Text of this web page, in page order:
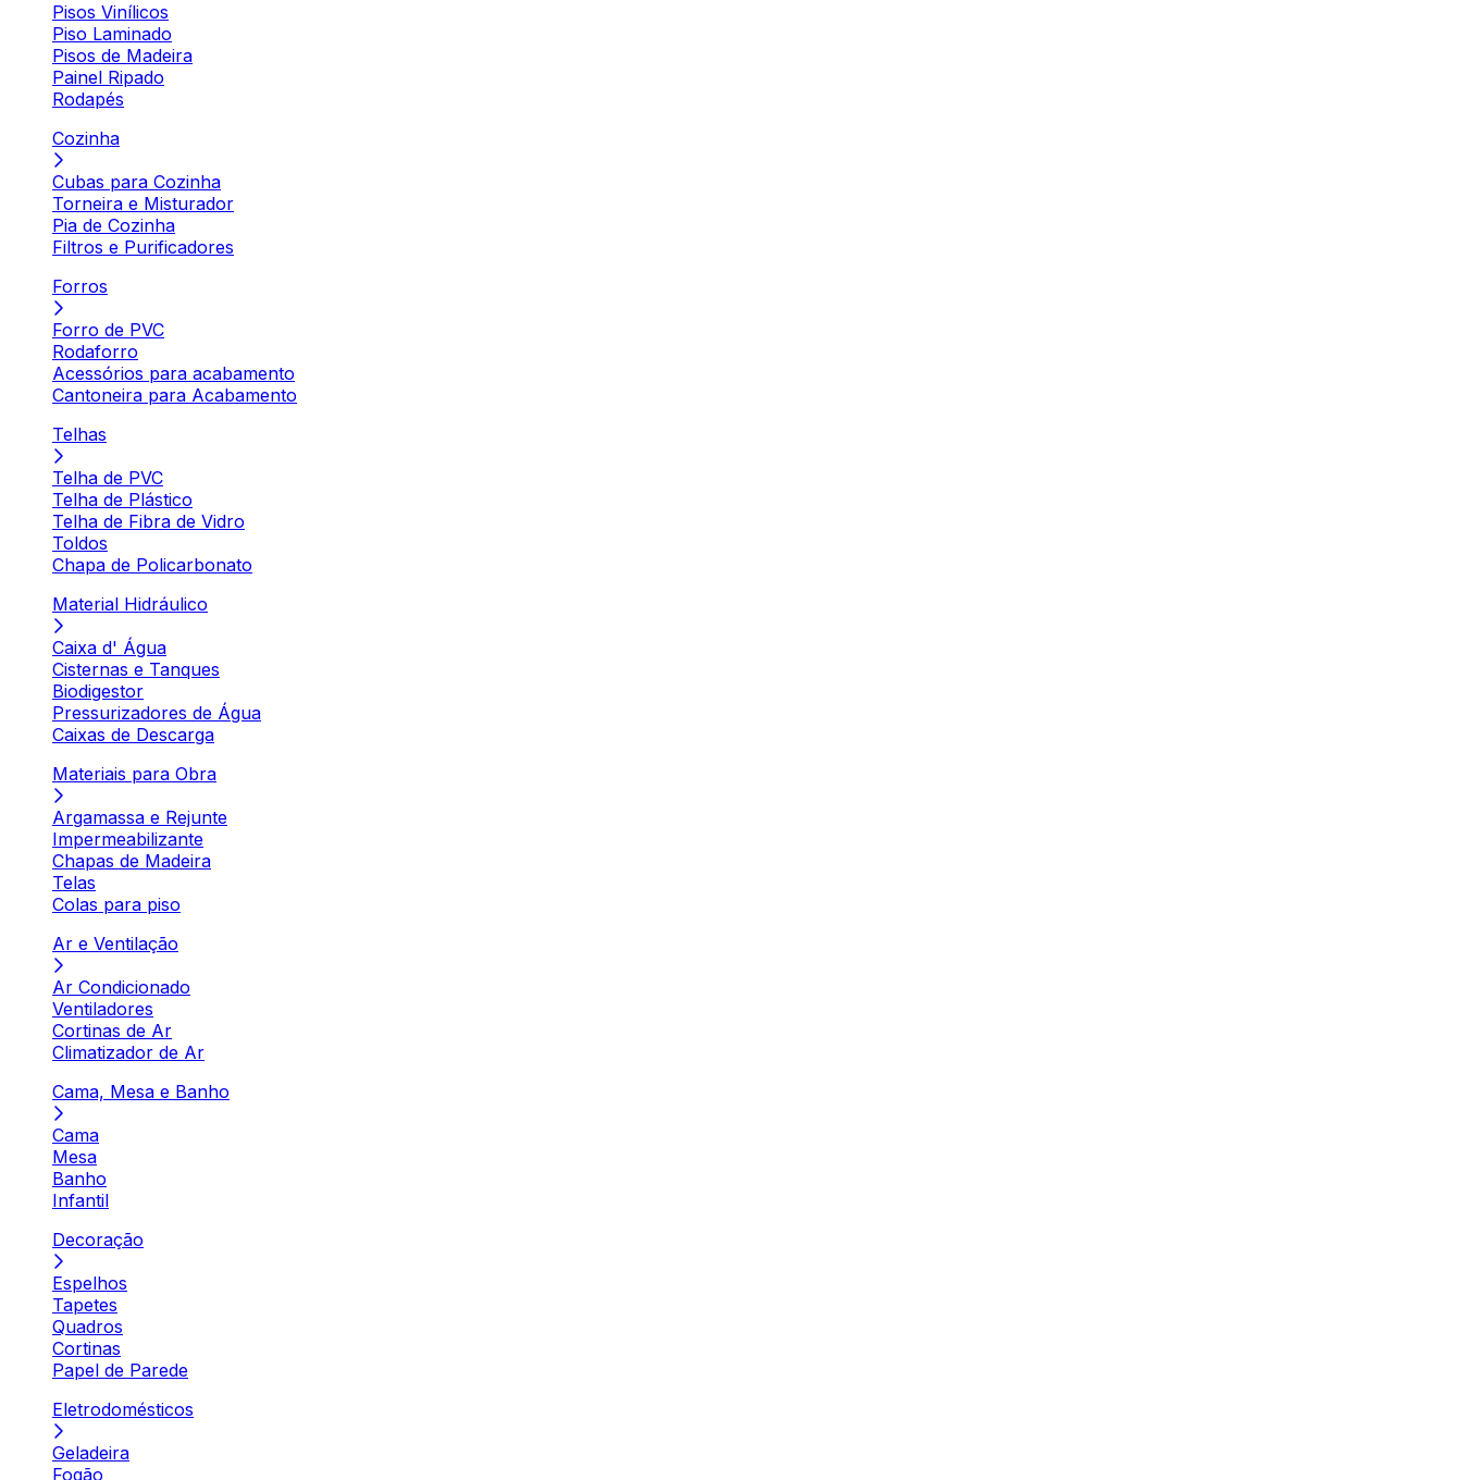
Pisos Vinílicos
Piso Laminado
Pisos de Madeira
Painel Ripado
Rodapés
Cozinha
Cubas para Cozinha
Torneira e Misturador
Pia de Cozinha
Filtros e Purificadores
Forros
Forro de PVC
Rodaforro
Acessórios para acabamento
Cantoneira para Acabamento
Telhas
Telha de PVC
Telha de Plástico
Telha de Fibra de Vidro
Toldos
Chapa de Policarbonato
Material Hidráulico
Caixa d' Água
Cisternas e Tanques
Biodigestor
Pressurizadores de Água
Caixas de Descarga
Materiais para Obra
Argamassa e Rejunte
Impermeabilizante
Chapas de Madeira
Telas
Colas para piso
Ar e Ventilação
Ar Condicionado
Ventiladores
Cortinas de Ar
Climatizador de Ar
Cama, Mesa e Banho
Cama
Mesa
Banho
Infantil
Decoração
Espelhos
Tapetes
Quadros
Cortinas
Papel de Parede
Eletrodomésticos
Geladeira
Fogão